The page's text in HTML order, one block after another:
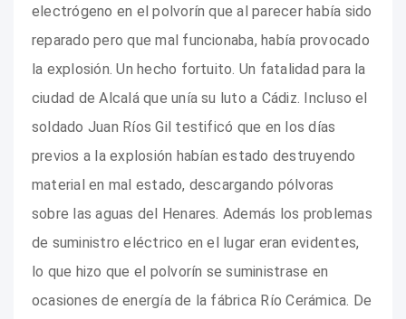
electrógeno en el polvorín que al parecer había sido
reparado pero que mal funcionaba, había provocado
la explosión. Un hecho fortuito. Un fatalidad para la
ciudad de Alcalá que unía su luto a Cádiz. Incluso el
soldado Juan Ríos Gil testificó que en los días
previos a la explosión habían estado destruyendo
material en mal estado, descargando pólvoras
sobre las aguas del Henares. Además los problemas
de suministro eléctrico en el lugar eran evidentes,
lo que hizo que el polvorín se suministrase en
ocasiones de energía de la fábrica Río Cerámica. De